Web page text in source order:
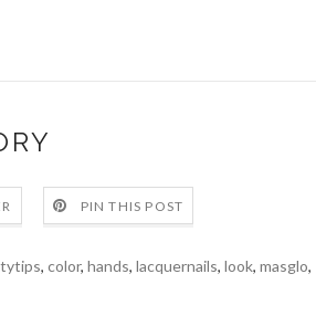
PIN THIS POST
, color, hands, lacquernails, look, masglo,